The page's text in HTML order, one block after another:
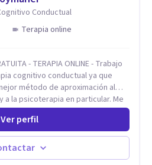
Conductual
Terapia online
- TERAPIA ONLINE - Trabajo
cognitivo conductual ya que
método de aproximación al
a la psicoterapia en particular. Me
conductual por los que una
objetivos, transitando,
patrones cognitivos y
específicas como trastornos
también crisis vitales y procesos
Ver perfil